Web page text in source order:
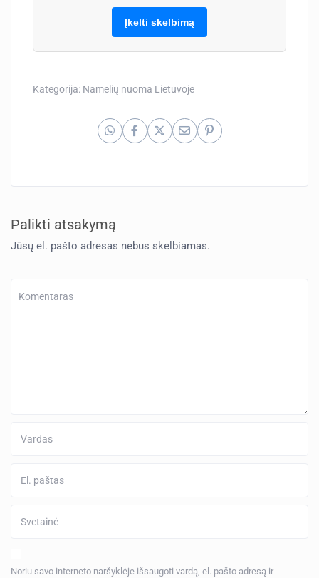
Įkelti skelbimą
Kategorija: Namelių nuoma Lietuvoje
Palikti atsakymą
Jūsų el. pašto adresas nebus skelbiamas.
Noriu savo interneto naršyklėje išsaugoti vardą, el. pašto adresą ir